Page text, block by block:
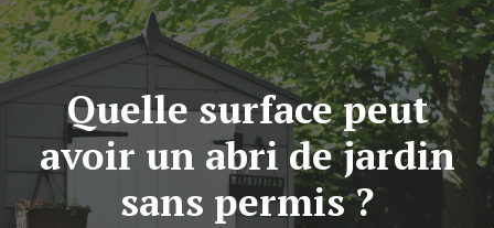
Quelle surface peut
avoir un abri de jardin
sans permis ?